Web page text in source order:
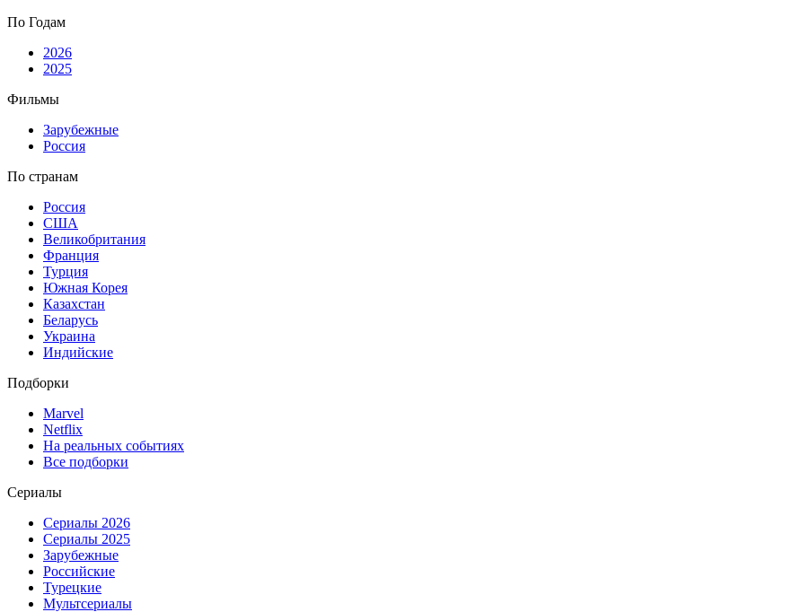
По Годам
2026
2025
Фильмы
Зарубежные
Россия
По странам
Россия
США
Великобритания
Франция
Турция
Южная Корея
Казахстан
Беларусь
Украина
Индийские
Подборки
Marvel
Netflix
На реальных событиях
Все подборки
Сериалы
Сериалы 2026
Сериалы 2025
Зарубежные
Российские
Турецкие
Мультсериалы